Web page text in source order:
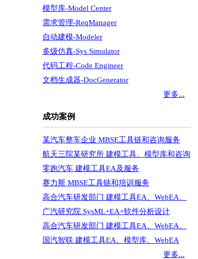
模型库-Model Center
需求管理-ReqManager
自动建模-Modeler
多级仿真-Sys Simulator
代码工程-Code Engineer
文档生成器-DocGenerator
更多...
成功案例
某汽车整车企业 MBSE工具链和咨询服务
航天三院某研究所 建模工具、模型库和咨询
零跑汽车 建模工具EA及服务
赛力斯 MBSE工具链和培训服务
高合汽车研发部门 建模工具EA、WebEA、
广汽研究院 SysML+EA+软件分析设计
高合汽车研发部门 建模工具EA、WebEA、
国汽智联 建模工具EA、模型库、WebEA
更多...